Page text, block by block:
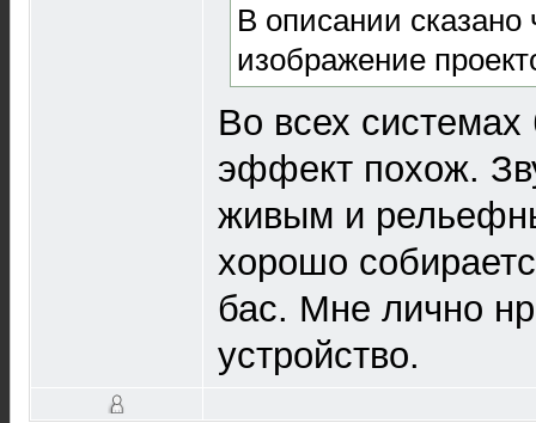
В описании
изображение
Во всех
эффект похож.
живым и
хорошо
бас. Мне лично
устройство.